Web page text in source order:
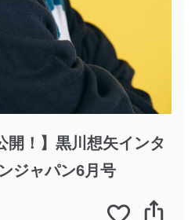
開！】黒川想矢インタ
ジャパン6月号